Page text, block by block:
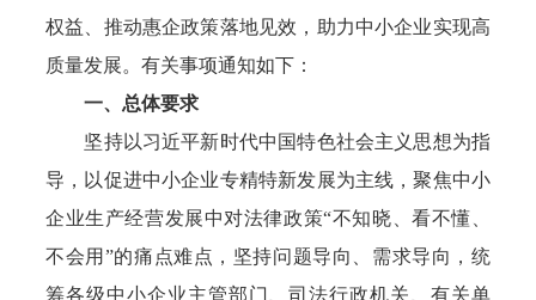
权益、推动惠企政策落地见效，助力中小企业实现高
质量发展。有关事项通知如下：
一、总体要求
坚持以习近平新时代中国特色社会主义思想为指
导，以促进中小企业专精特新发展为主线，聚焦中小
企业生产经营发展中对法律政策“不知晓、看不懂、
不会用”的痛点难点，坚持问题导向、需求导向，统
筹各级中小企业主管部门、司法行政机关、有关单